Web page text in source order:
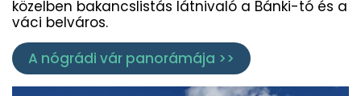
közelben bakancslistás látnivaló a Bánki-tó és a
váci belváros.
A nógrádi vár panorámája >>